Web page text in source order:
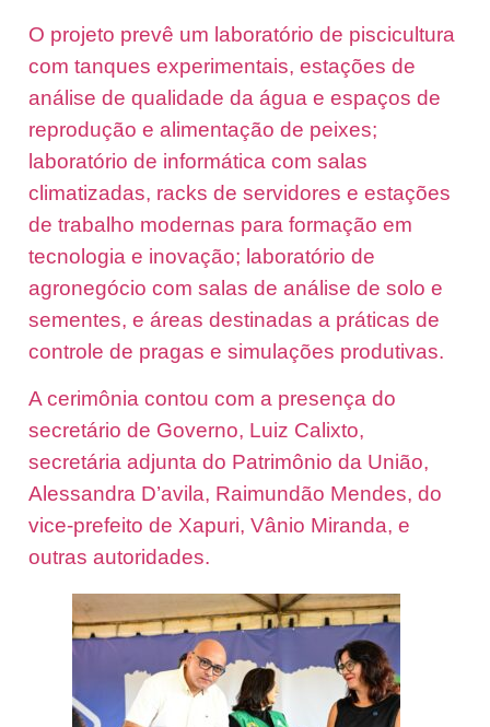
O projeto prevê um laboratório de piscicultura
com tanques experimentais, estações de
análise de qualidade da água e espaços de
reprodução e alimentação de peixes;
laboratório de informática com salas
climatizadas, racks de servidores e estações
de trabalho modernas para formação em
tecnologia e inovação; laboratório de
agronegócio com salas de análise de solo e
sementes, e áreas destinadas a práticas de
controle de pragas e simulações produtivas.
A cerimônia contou com a presença do
secretário de Governo, Luiz Calixto,
secretária adjunta do Patrimônio da União,
Alessandra D’avila, Raimundão Mendes, do
vice-prefeito de Xapuri, Vânio Miranda, e
outras autoridades.